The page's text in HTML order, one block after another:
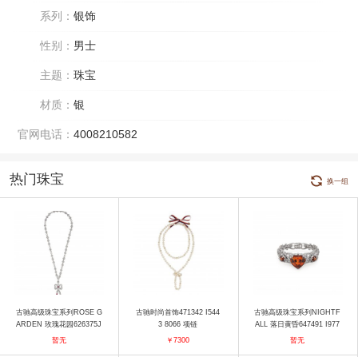
系列： 银饰
性别： 男士
主题： 珠宝
材质： 银
官网电话： 4008210582
热门珠宝 换一组
古驰高级珠宝系列ROSE G
ARDEN 玫瑰花园626375J
85689066 660249I19V290
暂无
古驰时尚首饰471342 I544
3 8066 项链
￥7300
古驰高级珠宝系列NIGHTF
ALL 落日黄昏647491 I977
7 9037 戒指
暂无